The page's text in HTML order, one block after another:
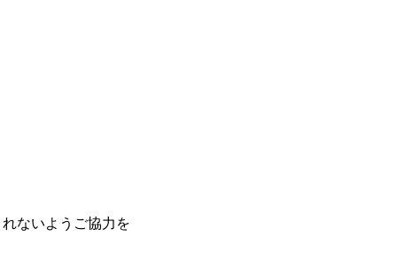
ないようご協力を